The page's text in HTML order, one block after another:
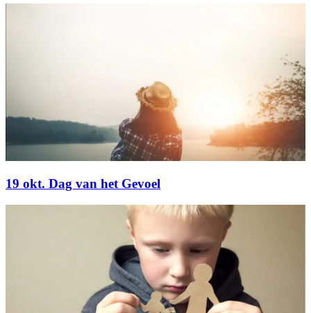
19 okt. Dag van het Gevoel